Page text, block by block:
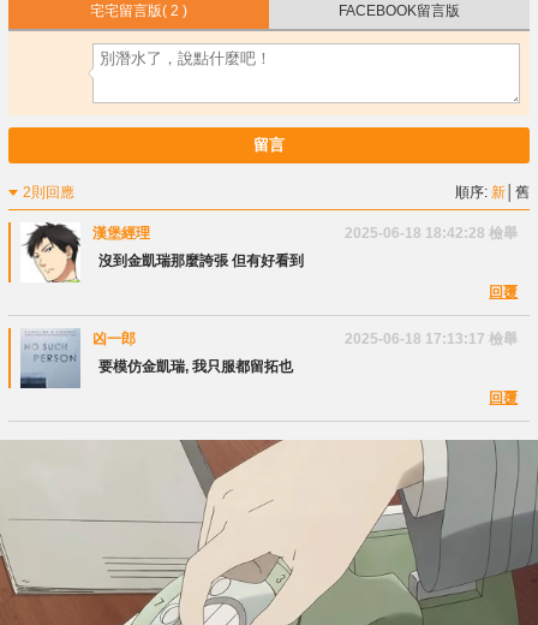
宅宅留言版( 2 ) FACEBOOK留言版
留言
2則回應 順序:新 │舊
漢堡經理 2025-06-18 18:42:28 檢舉
沒到金凱瑞那麼誇張 但有好看到
回覆
凶一郎 2025-06-18 17:13:17 檢舉
要模仿金凱瑞, 我只服都留拓也
回覆